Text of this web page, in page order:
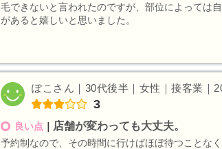
毛できないと言われたのですが、部位によっては
があると嬉しいと思いました。
ぽこさん｜30代後半｜女性｜接客業｜
3
良い点 ｜ 店舗が変わっても大丈夫。
予約制なので、その時間に行けばほぼ待つことな